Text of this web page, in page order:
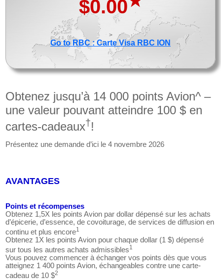
$0.00
>
Go to RBC : Carte Visa RBC ION
Obtenez jusqu’à 14 000 points Avion^ –
une valeur pouvant atteindre 100 $ en
cartes-cadeaux†!
Présentez une demande d’ici le 4 novembre 2026
AVANTAGES
Points et récompenses
Obtenez 1,5X les points Avion par dollar dépensé sur les achats
d’épicerie, d’essence, de covoiturage, de services de diffusion en
continu et plus encore1
Obtenez 1X les points Avion pour chaque dollar (1 $) dépensé
sur tous les autres achats admissibles1
Vous pouvez commencer à échanger vos points dès que vous
atteignez 1 400 points Avion, échangeables contre une carte-
cadeau de 10 $2